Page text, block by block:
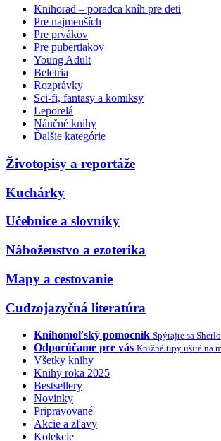
Knihorad – poradca kníh pre deti
Pre najmenších
Pre prvákov
Pre pubertiakov
Young Adult
Beletria
Rozprávky
Sci-fi, fantasy a komiksy
Leporelá
Náučné knihy
Ďalšie kategórie
Životopisy a reportáže
Kuchárky
Učebnice a slovníky
Náboženstvo a ezoterika
Mapy a cestovanie
Cudzojazyčná literatúra
Knihomoľský pomocník Spýtajte sa
Odporúčame pre vás Knižné tipy ušité na
Všetky knihy
Knihy roka 2025
Bestsellery
Novinky
Pripravované
Akcie a zľavy
Kolekcie